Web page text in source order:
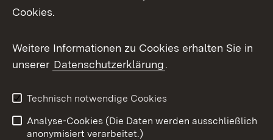
X / Twitter
Youtube
Impressum
Kontakt
Cookies.
Weitere Informationen zu Cookies erhalten Sie in
unserer Datenschutzerklärung.
Technisch notwendige Cookies
Analyse-Cookies (Die Daten werden ausschließlich
anonymisiert verarbeitet.)